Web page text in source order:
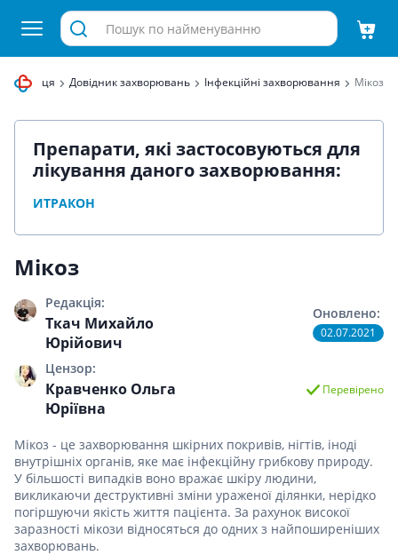
Здравиця Довідник захворювань Інфекційні захворювання Мікоз
Препарати, які застосовуються для
лікування даного захворювання:
ИТРАКОН
Мікоз
Редакція:
Ткач Михайло
Юрійович
Цензор:
Кравченко Ольга
Юріївна
Оновлено:
02.07.2021
Перевірено
Мікоз - це захворювання шкірних покривів, нігтів, іноді
внутрішніх органів, яке має інфекційну грибкову природу.
У більшості випадків воно вражає шкіру людини,
викликаючи деструктивні зміни ураженої ділянки, нерідко
погіршуючи якість життя пацієнта. За рахунок високої
заразності мікози відносяться до одних з найпоширеніших
захворювань.